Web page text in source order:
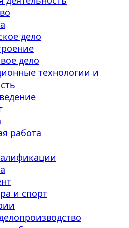
дело
дело
технологии и
работа
и спорт